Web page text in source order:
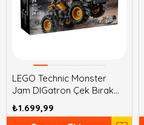
LEGO Technic Monster
Jam DIGatron Çek Bırak
218 Parça
₺1.699,99